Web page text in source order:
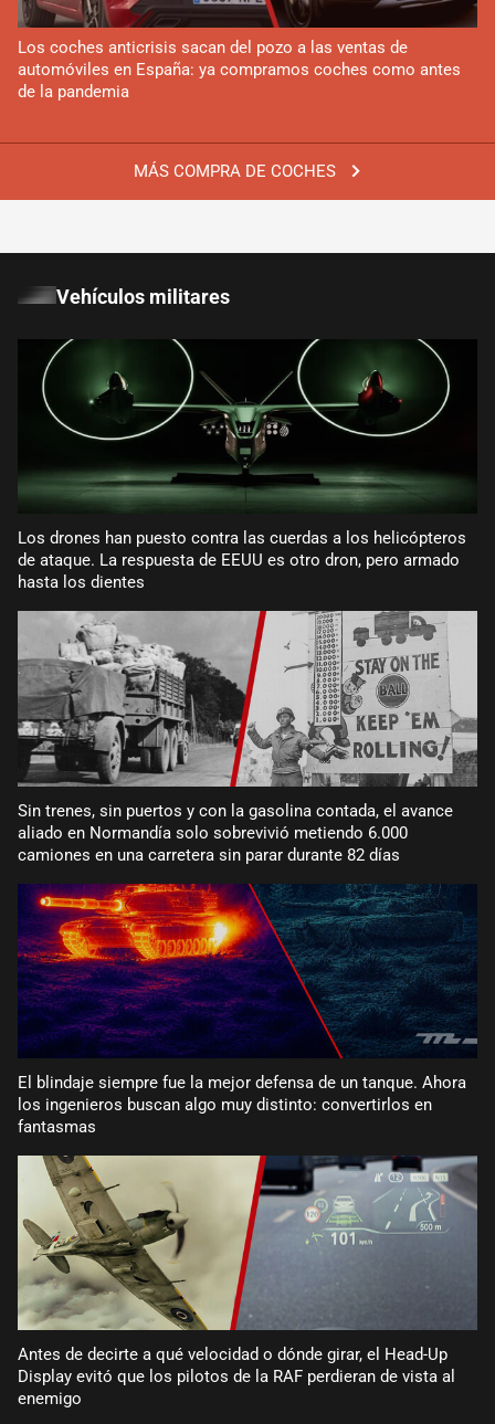
MÁS COMPRA DE COCHES
Los coches anticrisis sacan del pozo a las ventas de
automóviles en España: ya compramos coches como antes
de la pandemia
Vehículos militares
Los drones han puesto contra las cuerdas a los helicópteros
de ataque. La respuesta de EEUU es otro dron, pero armado
hasta los dientes
Sin trenes, sin puertos y con la gasolina contada, el avance
aliado en Normandía solo sobrevivió metiendo 6.000
camiones en una carretera sin parar durante 82 días
El blindaje siempre fue la mejor defensa de un tanque. Ahora
los ingenieros buscan algo muy distinto: convertirlos en
fantasmas
Antes de decirte a qué velocidad o dónde girar, el Head-Up
Display evitó que los pilotos de la RAF perdieran de vista al
enemigo